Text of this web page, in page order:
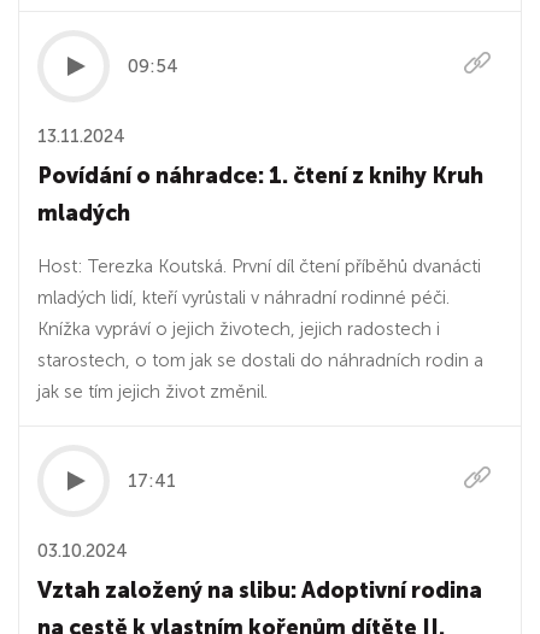
09:54
13.11.2024
Povídání o náhradce: 1. čtení z knihy Kruh
mladých
Host: Terezka Koutská. První díl čtení příběhů dvanácti
mladých lidí, kteří vyrůstali v náhradní rodinné péči.
Knížka vypráví o jejich životech, jejich radostech i
starostech, o tom jak se dostali do náhradních rodin a
jak se tím jejich život změnil.
17:41
03.10.2024
Vztah založený na slibu: Adoptivní rodina
na cestě k vlastním kořenům dítěte II.